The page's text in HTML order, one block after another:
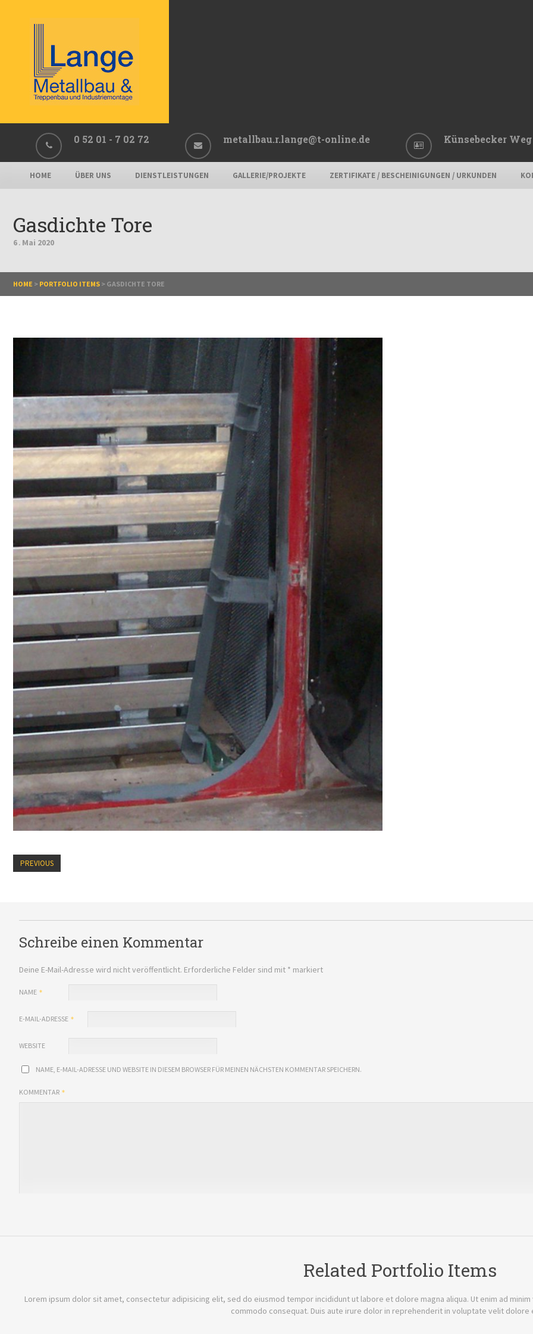
0 52 01 - 7 02 72 metallbau.r.lange@t-online.de Künsebecker
HOME ÜBER UNS DIENSTLEISTUNGEN GALLERIE/PROJEKTE ZERTIFIKATE / BESCHEINIGUNGEN / URKUNDEN
Gasdichte Tore
6 . Mai 2020
HOME > PORTFOLIO ITEMS > GASDICHTE TORE
PREVIOUS
Schreibe einen Kommentar
Deine E-Mail-Adresse wird nicht veröffentlicht. Erforderliche Felder sind mit * markiert
NAME
E-MAIL-ADRESSE
WEBSITE
NAME, E-MAIL-ADRESSE UND WEBSITE IN DIESEM BROWSER FÜR MEINEN NÄCHSTEN KOMMENTAR SPEICHERN.
KOMMENTAR
Related Portfolio Items
Lorem ipsum dolor sit amet, consectetur adipisicing elit, sed do eiusmod tempor incididunt ut labore et dolore magna aliqua. Ut enim ad
commodo consequat. Duis aute irure dolor in reprehenderit in voluptate velit dolore